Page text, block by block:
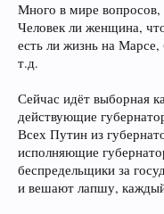
Много в мире вопросов,
Человек ли женщина,
есть ли жизнь на Марсе,
т.д.
Сейчас идёт выборная
действующие
Всех Путин из
исполняющие
беспредельщики за
и вешают лапшу,